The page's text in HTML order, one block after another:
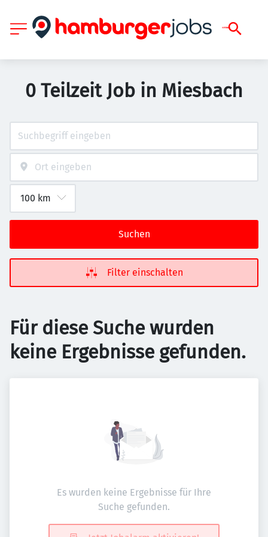
0 Teilzeit Job in Miesbach
Suchen
Filter einschalten
Für diese Suche wurden
keine Ergebnisse gefunden.
Es wurden keine Ergebnisse für Ihre
Suche gefunden.